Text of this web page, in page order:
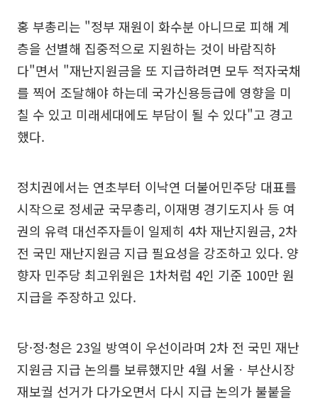
홍 부총리는 "정부 재원이 화수분 아니므로 피해 계
층을 선별해 집중적으로 지원하는 것이 바람직하
다"면서 "재난지원금을 또 지급하려면 모두 적자국채
를 찍어 조달해야 하는데 국가신용등급에 영향을 미
칠 수 있고 미래세대에도 부담이 될 수 있다"고 경고
했다.
정치권에서는 연초부터 이낙연 더불어민주당 대표를
시작으로 정세균 국무총리, 이재명 경기도지사 등 여
권의 유력 대선주자들이 일제히 4차 재난지원금, 2차
전 국민 재난지원금 지급 필요성을 강조하고 있다. 양
향자 민주당 최고위원은 1차처럼 4인 기준 100만 원
지급을 주장하고 있다.
당·정·청은 23일 방역이 우선이라며 2차 전 국민 재난
지원금 지급 논의를 보류했지만 4월 서울ㆍ부산시장
재보궐 선거가 다가오면서 다시 지급 논의가 불붙을